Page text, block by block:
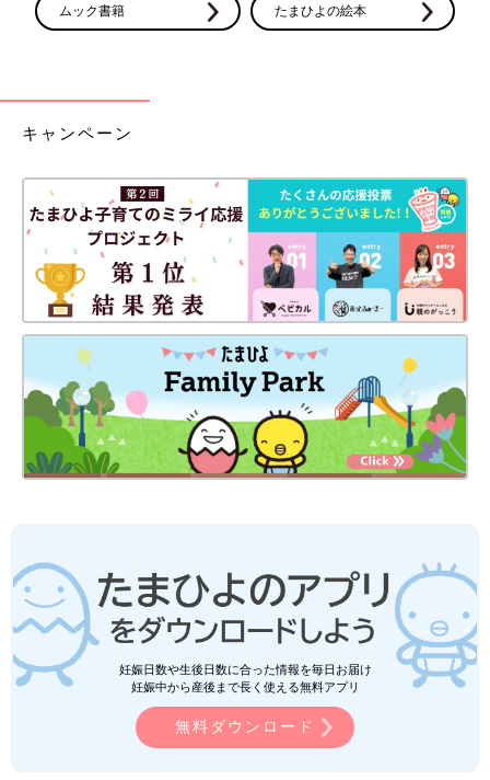
ムック書籍 たまひよの絵本
キャンペーン
妊娠日数や生後日数に合った情報を毎日お届け
妊娠中から産後まで長く使える無料アプリ
無料ダウンロード